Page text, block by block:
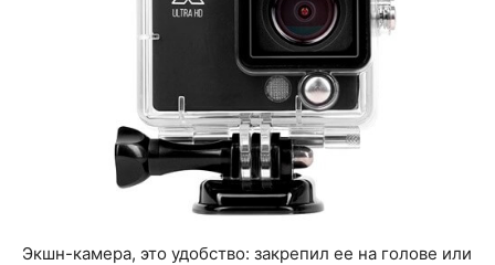
Экшн-камера, это удобство: закрепил ее на голове или